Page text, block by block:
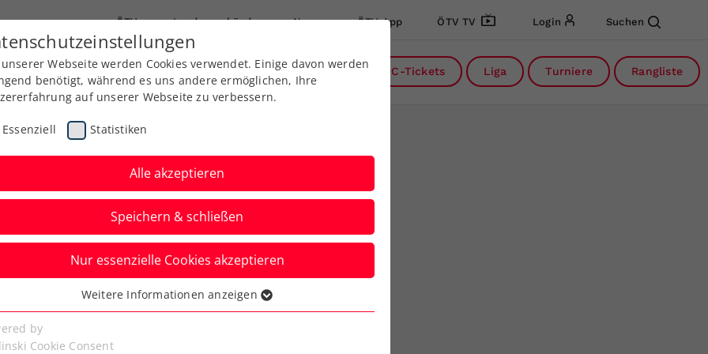
ÖTV Landesverbände News ÖTV App ÖTV TV Login Suchen
Ausbildung Services Über uns DC-Tickets Liga Turniere Rangliste
Ofner verzichtet
Webseite werden Cookies verwendet. Einige davon werden
benötigt, während es uns andere ermöglichen, Ihre
auf unserer Webseite zu verbessern.
Essenziell Statistiken
Alle akzeptieren
Speichern & schließen
Nur essenzielle Cookies akzeptieren
Cookies werden für grundlegende Funktionen der
benötigt. Dadurch ist gewährleistet, dass die Webseite
Weitere Informationen anzeigen
by
Cookie Consent